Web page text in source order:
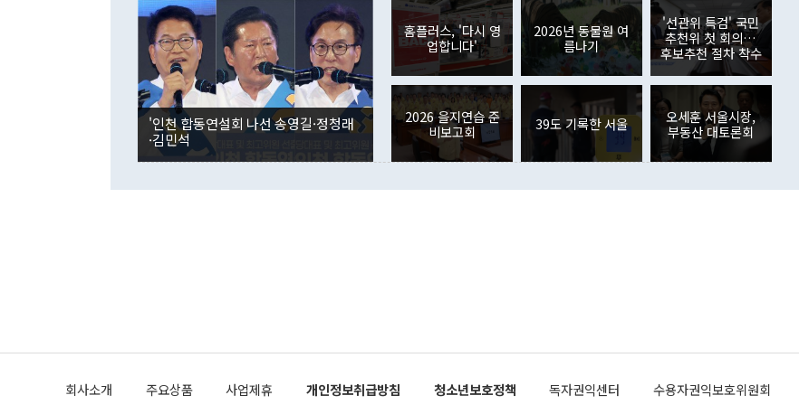
며 "정부 차원에서 (참석을) 검토하고 있다"고 발언한 데 대해서도 조 장관
은 "그것은 외교부의 몫"이라며 "아직 거기까지 진도가 나가지 않았다"고
잘랐다. 정 장관이 이날 소개한 대북 구상과 설명은 정부 내 조율을 거치지
않았다는 점에서 문제가 있다. 특히 주적 표현 대체와 국호 사용, 9·19 군
사합의 복원, 4자회담 추진 등은 통일부 장관이 결정할 사안이 아니어서 월
권이라는 지적이 나오고 있다. 이 대통령은 정 장관의 업무보고를 듣고 난
뒤 "여기 업무보고에 발표했다고 승인난 건 아니다"라고 재차 확인했다. 정
부의 한 소식통은 "정 장관의 발언 내용은 대부분 국가안전보장회의(NSC)
를 거쳐 결정된 사안이 아닌 정 장관의 개인적 생각에 가깝다"며 "안보 관
련 부처 장관이 정부의 공식 정책이 아닌 사안을 추진하겠다고 업무보고를
하고 대통령의 면전에서 '국군통수권자가 나서야 한다'고 주장한 것은 심각
이나 미국은 북한에 선비핵화를 공식적으로 요구한 적이 없기 때문이다. 지
공하는 방식으로 이뤄졌다. 1994년 북·미 제네바 기본합의는 핵시설 동결
인의 해외투자가 80억1000만달러, 외국인의 국내투자가 46억3000만달러
각각 증가했다. 증권투자에서는 외국인의 국내 주식 매도세가 이어졌다. 외
국인의 국내 주식 투자는 차익실현 매도 등의 영향으로 316억1000만달러
감소하며 전월(-310억5000만달러)에 이어 역대 최대 순매도 기록을 다시
경신했다. 외국인의 국내 채권투자는 세계국채지수(WGBI) 자금 유입에도
분기 말 만기도래 영향으로 증가 폭이 줄어든 52억9000만달러를 기록했
다. 내국인의 해외 증권투자는 주식을 중심으로 35억6000만달러 증가했
다. eoyn2@newspim.com
'인천 합동연설회 나선 송영길·정청래
·김민석
홈플러스, '다시 영
업합니다'
2026년 동물원 여
름나기
'선관위 특검' 국민
추천위 첫 회의…
후보추천 절차 착수
2026 을지연습 준
비보고회
39도 기록한 서울
오세훈 서울시장,
부동산 대토론회
회사소개 주요상품 사업제휴 개인정보취급방침 청소년보호정책 독자권익센터 수용자권익보호위원회